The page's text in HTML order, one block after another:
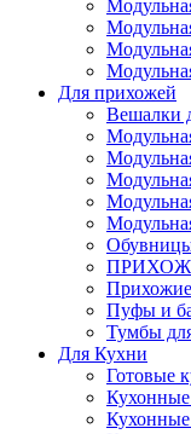
Для прихожей
Вешалки
Пуфы и
Тумбы
Для Кухни
Готовые